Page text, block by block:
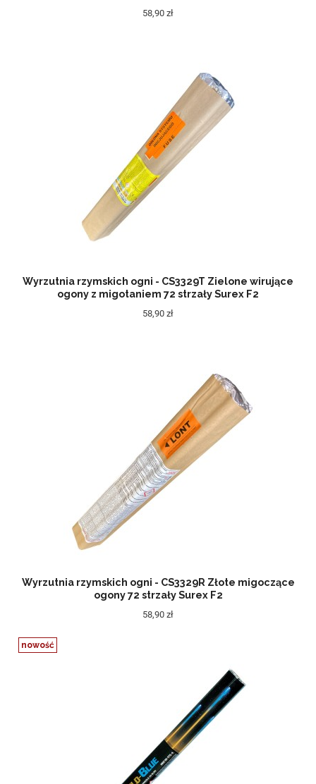
58,90 zł
Wyrzutnia rzymskich ogni - CS3329T Zielone wirujące
ogony z migotaniem 72 strzały Surex F2
58,90 zł
Wyrzutnia rzymskich ogni - CS3329R Złote migoczące
ogony 72 strzały Surex F2
58,90 zł
nowość